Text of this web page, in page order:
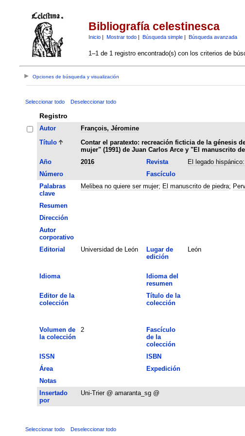
Bibliografía celestinesca
Inicio| Mostrar todo| Búsqueda simple| Búsqueda avanzada
1–1 de 1 registro encontrado(s) con los criterios de
Opciones de búsqueda y visualización
Seleccionar todo Deseleccionar todo
Registro
Autor
François, Jéromine
Título
Contar el paratexto: recreación ficticia de la génesis
mujer" (1991) de Juan Carlos Arce y "El manuscrito
Año 2016 Revista El legado
Número
Fascículo
Palabras
clave
Melibea no quiere ser mujer; El manuscrito de piedra;
Resumen
Dirección
Autor
corporativo
Editorial Universidad de León
Lugar de
edición
León
Idioma
Idioma del
resumen
Editor de la
colección
Título de la
colección
Volumen de
la colección
2
Fascículo
de la
colección
ISSN ISBN
Área
Expedición
Notas
Insertado
por
Uni-Trier @ amaranta_sg @
Seleccionar todo Deseleccionar todo